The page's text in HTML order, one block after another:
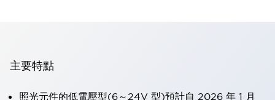
主要特點
照光元件的低電壓型(6～24V 型)預計自 2026 年 1 月